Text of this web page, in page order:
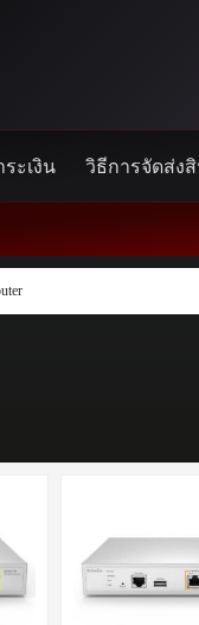
ะเงิน วิธีการจัดส่ง